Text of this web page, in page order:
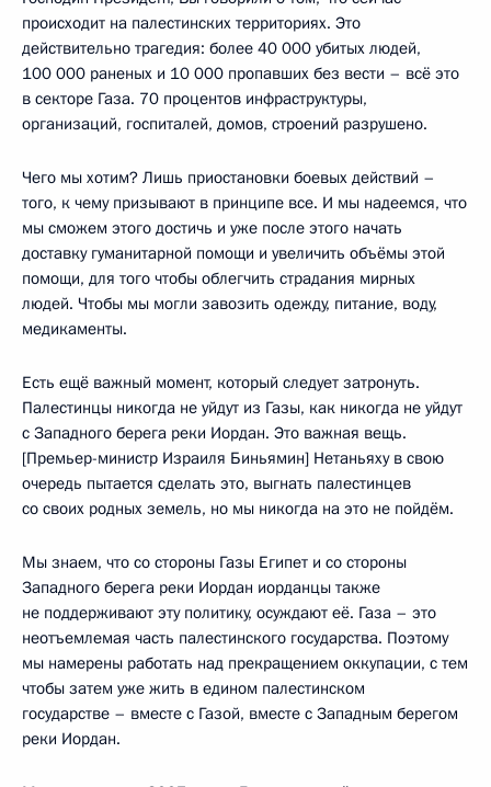
происходит на палестинских территориях. Это
действительно трагедия: более 40 000 убитых людей,
100 000 раненых и 10 000 пропавших без вести – всё это
в секторе Газа. 70 процентов инфраструктуры,
организаций, госпиталей, домов, строений разрушено.
Чего мы хотим? Лишь приостановки боевых действий –
того, к чему призывают в принципе все. И мы надеемся, что
мы сможем этого достичь и уже после этого начать
доставку гуманитарной помощи и увеличить объёмы этой
помощи, для того чтобы облегчить страдания мирных
людей. Чтобы мы могли завозить одежду, питание, воду,
медикаменты.
Есть ещё важный момент, который следует затронуть.
Палестинцы никогда не уйдут из Газы, как никогда не уйдут
с Западного берега реки Иордан. Это важная вещь.
[Премьер-министр Израиля Биньямин] Нетаньяху в свою
очередь пытается сделать это, выгнать палестинцев
со своих родных земель, но мы никогда на это не пойдём.
Мы знаем, что со стороны Газы Египет и со стороны
Западного берега реки Иордан иорданцы также
не поддерживают эту политику, осуждают её. Газа – это
неотъемлемая часть палестинского государства. Поэтому
мы намерены работать над прекращением оккупации, с тем
чтобы затем уже жить в едином палестинском
государстве – вместе с Газой, вместе с Западным берегом
реки Иордан.